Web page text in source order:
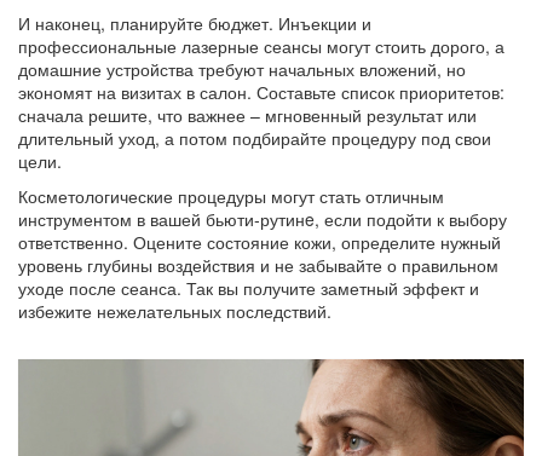
И наконец, планируйте бюджет. Инъекции и
профессиональные лазерные сеансы могут стоить дорого, а
домашние устройства требуют начальных вложений, но
экономят на визитах в салон. Составьте список приоритетов:
сначала решите, что важнее – мгновенный результат или
длительный уход, а потом подбирайте процедуру под свои
цели.
Косметологические процедуры могут стать отличным
инструментом в вашей бьюти‑рутинe, если подойти к выбору
ответственно. Оцените состояние кожи, определите нужный
уровень глубины воздействия и не забывайте о правильном
уходе после сеанса. Так вы получите заметный эффект и
избежите нежелательных последствий.